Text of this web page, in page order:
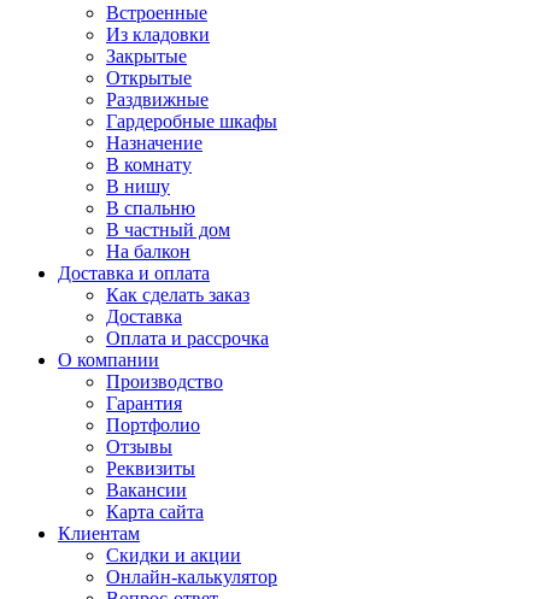
Встроенные
Из кладовки
Закрытые
Открытые
Раздвижные
Гардеробные шкафы
Назначение
В комнату
В нишу
В спальню
В частный дом
На балкон
Доставка и оплата
Как сделать заказ
Доставка
Оплата и рассрочка
О компании
Производство
Гарантия
Портфолио
Отзывы
Реквизиты
Вакансии
Карта сайта
Клиентам
Скидки и акции
Онлайн-калькулятор